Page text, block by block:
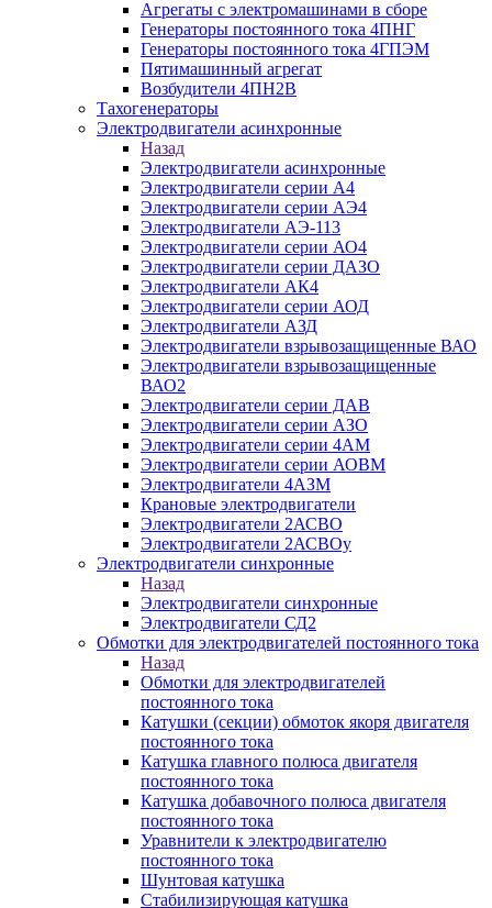
Агрегаты с электромашинами в сборе
Генераторы постоянного тока 4ПНГ
Генераторы постоянного тока 4ГПЭМ
Пятимашинный агрегат
Возбудители 4ПН2В
Тахогенераторы
Электродвигатели асинхронные
Назад
Электродвигатели асинхронные
Электродвигатели серии А4
Электродвигатели серии АЭ4
Электродвигатели АЭ-113
Электродвигатели серии АО4
Электродвигатели серии ДАЗО
Электродвигатели АК4
Электродвигатели серии АОД
Электродвигатели АЗД
Электродвигатели взрывозащищенные ВАО
Электродвигатели взрывозащищенные
ВАО2
Электродвигатели серии ДАВ
Электродвигатели серии АЗО
Электродвигатели серии 4АМ
Электродвигатели серии АОВМ
Электродвигатели 4АЗМ
Крановые электродвигатели
Электродвигатели 2АСВО
Электродвигатели 2АСВОу
Электродвигатели синхронные
Назад
Электродвигатели синхронные
Электродвигатели СД2
Обмотки для электродвигателей постоянного тока
Назад
Обмотки для электродвигателей
постоянного тока
Катушки (секции) обмоток якоря двигателя
постоянного тока
Катушка главного полюса двигателя
постоянного тока
Катушка добавочного полюса двигателя
постоянного тока
Уравнители к электродвигателю
постоянного тока
Шунтовая катушка
Стабилизирующая катушка